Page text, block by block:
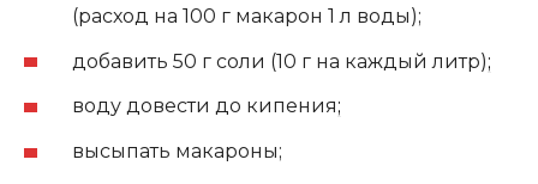
(расход на 100 г макарон 1 л воды);
добавить 50 г соли (10 г на каждый литр);
воду довести до кипения;
высыпать макароны;